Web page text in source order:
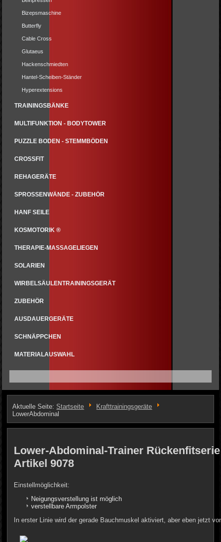
Bizepsmaschine
Butterfly
Cable Cross
Glutaeus
Hackenschmiedten
Hantel-Scheiben-Ständer
Hyperextensions
TRAININGSBÄNKE
MULTIFUNKTION - BODYTOWER
PUZZLE BODEN - STEMMBÖDEN
CROSSFIT
REHAGERÄTE
SPROSSENWÄNDE - ZUBEHÖR
HANF SEILE
KOSMOTORIK ®
THERAPIE-MASSAGELIEGEN
SOLARIEN
WIRBELSÄULENTRAININGSGERÄT
ZUBEHÖR
AUSDAUERGERÄTE
SCHNÄPPCHEN
MATERIALAUSWAHL
Aktuelle Seite:Startseite
Krafttrainingsgeräte
LowerAbdominal
Lower-Abdominal-Trainer Rückenfitserie
Artikel 9078
Einstellmöglichkeit:
Neigungsverstellung ist möglich
verstellbare Armpolster
In erster Linie wird der gerade Bauchmuskel aktiviert, aber eben jetzt